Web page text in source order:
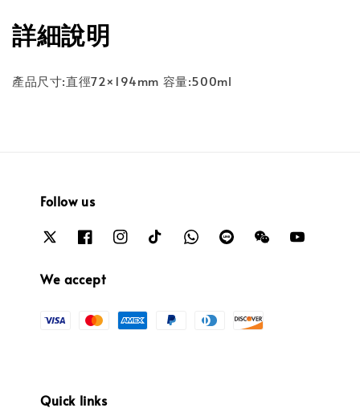
詳細說明
產品尺寸:直徑72×194mm 容量:500ml
Follow us
We accept
Quick links